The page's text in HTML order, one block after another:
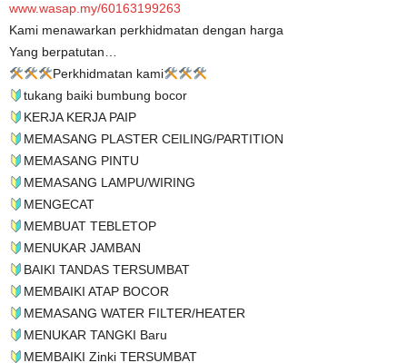
www.wasap.my/60163199263
Kami menawarkan perkhidmatan dengan harga
Yang berpatutan…
Perkhidmatan kami
tukang baiki bumbung bocor
KERJA KERJA PAIP
MEMASANG PLASTER CEILING/PARTITION
MEMASANG PINTU
MEMASANG LAMPU/WIRING
MENGECAT
MEMBUAT TEBLETOP
MENUKAR JAMBAN
BAIKI TANDAS TERSUMBAT
MEMBAIKI ATAP BOCOR
MEMASANG WATER FILTER/HEATER
MENUKAR TANGKI Baru
MEMBAIKI Zinki TERSUMBAT